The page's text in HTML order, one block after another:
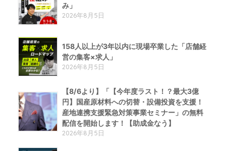
み」
2026年8月5日
158人以上が3年以内に現場卒業した「店舗経
営の集客×求人」
2026年8月5日
【8/6より】「【今年度ラスト！？最大3億
円】国産原材料への切替・設備投資を支援！
産地連携支援緊急対策事業セミナー」の無料
配信を開始します！【助成金なう】
2026年8月5日